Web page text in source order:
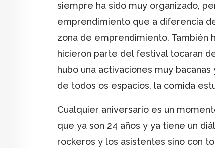
siempre ha sido muy organizado,
emprendimiento que a diferencia
zona de emprendimiento. También
hicieron parte del festival tocaran
hubo una activaciones muy
de todos os espacios, la comida
Cualquier aniversario es un
que ya son 24 años y ya tiene un
rockeros y los asistentes sino con